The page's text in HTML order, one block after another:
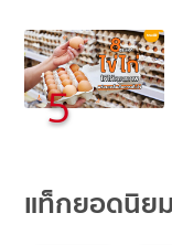
5
แท็กยอดนิยม